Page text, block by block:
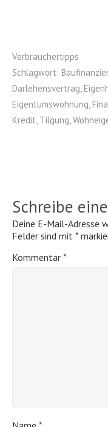
Verbrauchertipps
Schlagwort:
Darlehensvertrag,
Eigentumswohnung,
Kredit, Tilgung,
Schreibe
Deine E-Mail-Adresse
Felder sind mit *
Kommentar *